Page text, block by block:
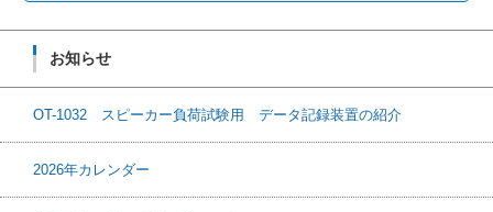
お知らせ
OT-1032 スピーカー負荷試験用 データ記録装置の紹介
2026年カレンダー